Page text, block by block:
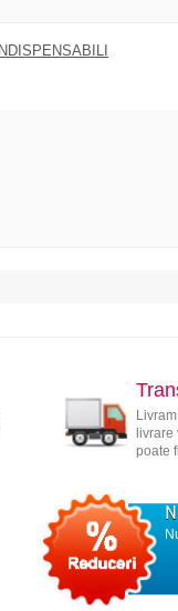
INDISPENSABILI
poate